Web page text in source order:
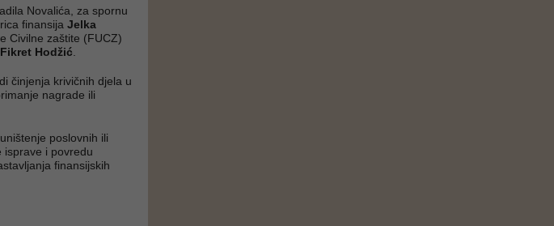
Novalića, za spornu
finansija Jelka
Civilne zaštite (FUCZ)
Fikret Hodžić
činjenja krivičnih djela u
nagrade ili
poslovnih ili
isprave i povredu
finansijskih